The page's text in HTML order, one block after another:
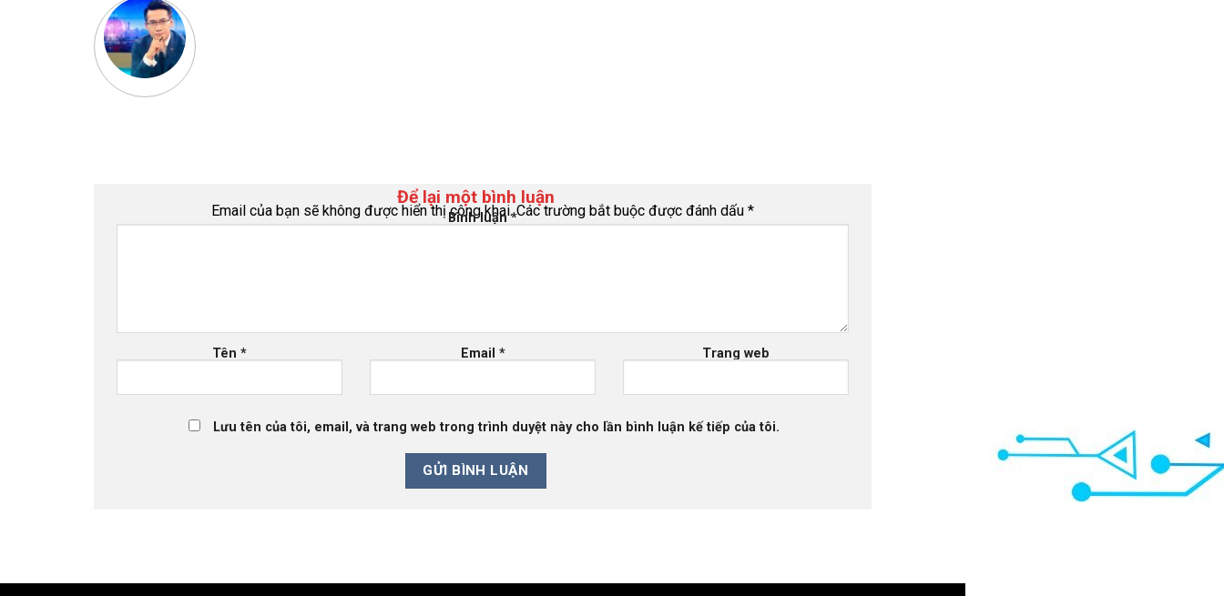
Để lại một bình luận
Email của bạn sẽ không được hiển thị công khai. Các trường bắt buộc được đánh dấu *
Bình luận*
Tên* Email * Trang web
Lưu tên của tôi, email, và trang web trong trình duyệt này cho lần bình luận kế tiếp của tôi.